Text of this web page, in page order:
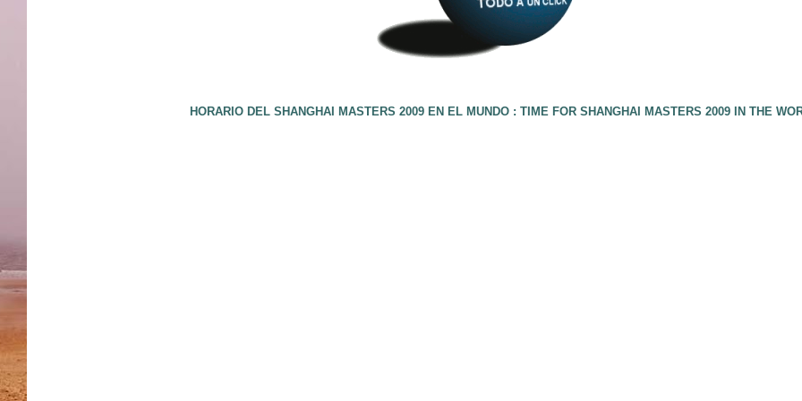
HORARIO DEL SHANGHAI MASTERS 2009 EN EL MUNDO : TIME FOR SHANGHAI MASTERS 2009 IN THE